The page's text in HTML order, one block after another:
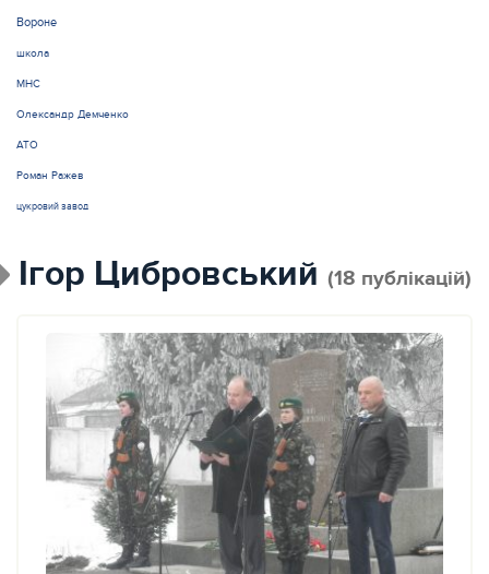
Вороне
школа
МНС
Олександр Демченко
АТО
Роман Ражев
цукровий завод
Ігор Цибровський (18 публікацій)